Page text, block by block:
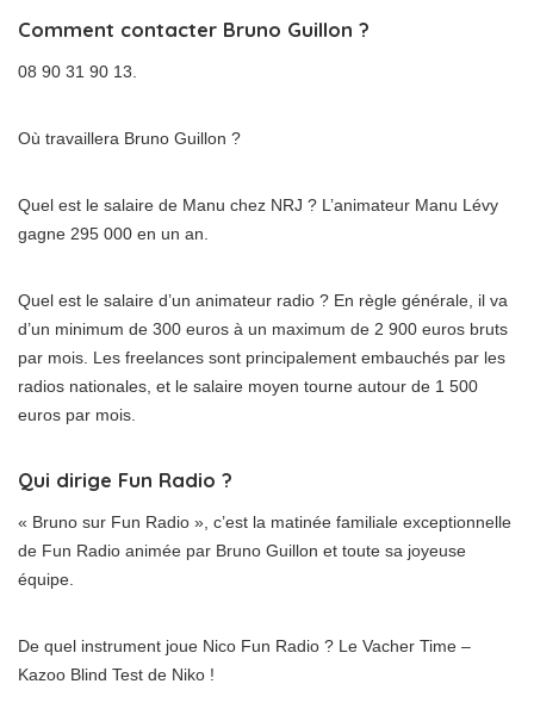
Comment contacter Bruno Guillon ?
08 90 31 90 13.
Où travaillera Bruno Guillon ?
Quel est le salaire de Manu chez NRJ ? L’animateur Manu Lévy
gagne 295 000 en un an.
Quel est le salaire d’un animateur radio ? En règle générale, il va
d’un minimum de 300 euros à un maximum de 2 900 euros bruts
par mois. Les freelances sont principalement embauchés par les
radios nationales, et le salaire moyen tourne autour de 1 500
euros par mois.
Qui dirige Fun Radio ?
« Bruno sur Fun Radio », c’est la matinée familiale exceptionnelle
de Fun Radio animée par Bruno Guillon et toute sa joyeuse
équipe.
De quel instrument joue Nico Fun Radio ? Le Vacher Time –
Kazoo Blind Test de Niko !